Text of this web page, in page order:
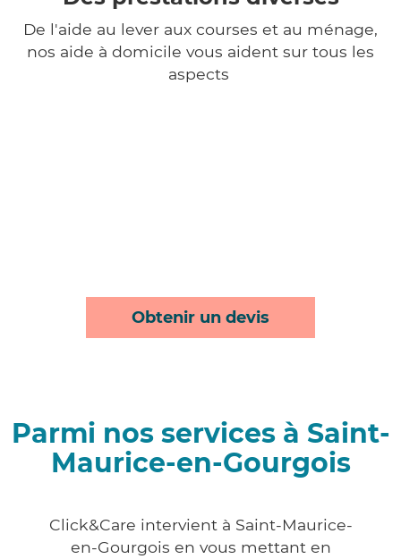
De l'aide au lever aux courses et au ménage,
nos aide à domicile vous aident sur tous les
aspects
Obtenir un devis
Parmi nos services à Saint-
Maurice-en-Gourgois
Click&Care intervient à Saint-Maurice-
en-Gourgois en vous mettant en